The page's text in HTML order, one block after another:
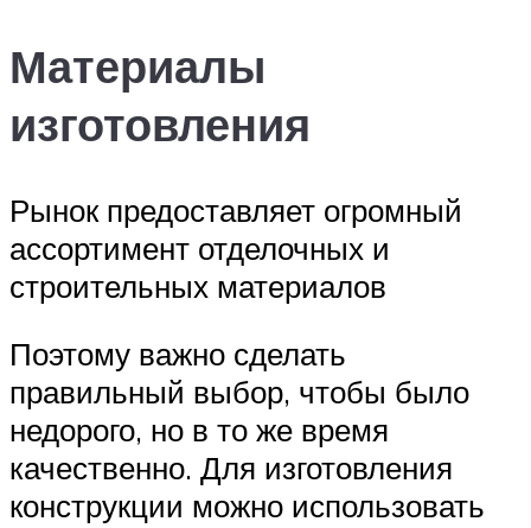
Материалы
изготовления
Рынок предоставляет огромный
ассортимент отделочных и
строительных материалов
Поэтому важно сделать
правильный выбор, чтобы было
недорого, но в то же время
качественно. Для изготовления
конструкции можно использовать